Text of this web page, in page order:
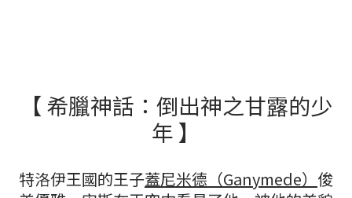
【 希臘神話：倒出神之甘露的少
年 】
特洛伊王國的王子蓋尼米德（Ganymede） 俊